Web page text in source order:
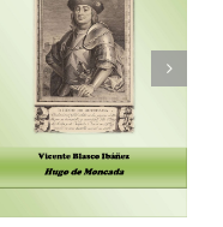
Aventura veneciana y
otros cuentos